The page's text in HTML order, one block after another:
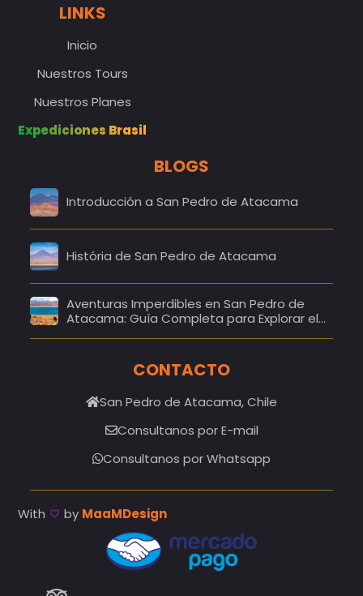
LINKS
Inicio
Nuestros Tours
Nuestros Planes
Expediciones Brasil
BLOGS
Introducción a San Pedro de Atacama
História de San Pedro de Atacama
Aventuras Imperdibles en San Pedro de
Atacama: Guía Completa para Explorar el
CONTACTO
San Pedro de Atacama, Chile
Consultanos por E-mail
Consultanos por Whatsapp
With by MaaMDesign